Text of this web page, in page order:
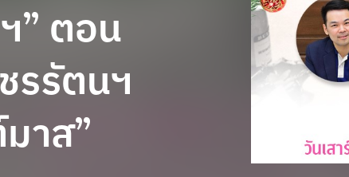
” ตอน
รรัตนฯ
าส”